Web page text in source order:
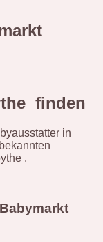
finden
in
.